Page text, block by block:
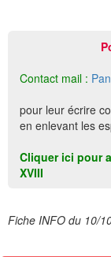
Contact mail :
pour leur écrire
en enlevant les
Cliquer ici pour
XVIII
Fiche INFO du 10/